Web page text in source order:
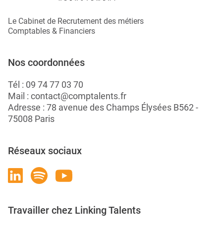
Le Cabinet de Recrutement des métiers
Comptables & Financiers
Nos coordonnées
Tél : 09 74 77 03 70
Mail : contact@comptalents.fr
Adresse : 78 avenue des Champs Élysées B562 -
75008 Paris
Réseaux sociaux
Travailler chez Linking Talents